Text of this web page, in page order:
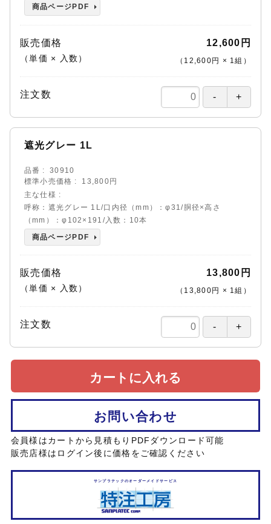
商品ページPDF
販売価格
（単価 × 入数）
12,600円
（ 12,600円 × 1組 ）
注文数
遮光グレー 1L
品番
30910
標準小売価格
13,800円
主な仕様
呼称：遮光グレー 1L/口内径（mm）：φ31/胴径×高さ
（mm）：φ102×191/入数：10本
商品ページPDF
販売価格
（単価 × 入数）
13,800円
（ 13,800円 × 1組 ）
注文数
サンプラテックのオーダーメイドサービス
お問い合わせ
カートに入れる
会員様はカートから見積もりPDFダウンロード可能
販売店様はログイン後に価格をご確認ください